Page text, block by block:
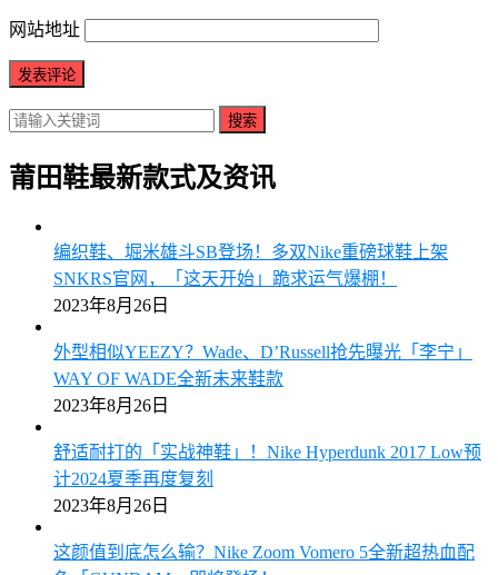
网站地址
搜索
莆田鞋最新款式及资讯
编织鞋、堀米雄斗SB登场！多双Nike重磅球鞋上架
SNKRS官网，「这天开始」跪求运气爆棚！
2023年8月26日
外型相似YEEZY？Wade、D’Russell抢先曝光「李宁」
WAY OF WADE全新未来鞋款
2023年8月26日
舒适耐打的「实战神鞋」！Nike Hyperdunk 2017 Low预
计2024夏季再度复刻
2023年8月26日
这颜值到底怎么输？Nike Zoom Vomero 5全新超热血配